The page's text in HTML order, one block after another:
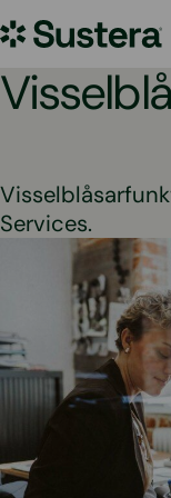
till
Sustera
Sweden
Services.